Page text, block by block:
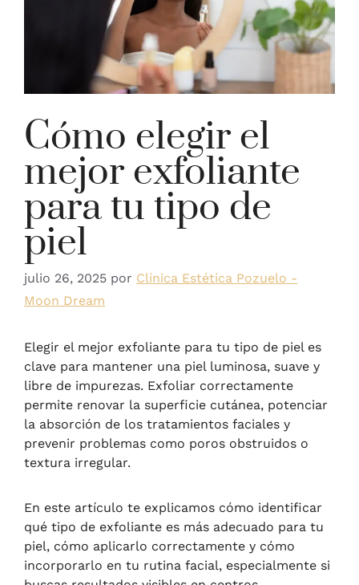
Cómo elegir el
mejor exfoliante
para tu tipo de
piel
julio 26, 2025 por Clínica Estética Pozuelo -
Moon Dream
Elegir el mejor exfoliante para tu tipo de piel es
clave para mantener una piel luminosa, suave y
libre de impurezas. Exfoliar correctamente
permite renovar la superficie cutánea, potenciar
la absorción de los tratamientos faciales y
prevenir problemas como poros obstruidos o
textura irregular.
En este artículo te explicamos cómo identificar
qué tipo de exfoliante es más adecuado para tu
piel, cómo aplicarlo correctamente y cómo
incorporarlo en tu rutina facial, especialmente si